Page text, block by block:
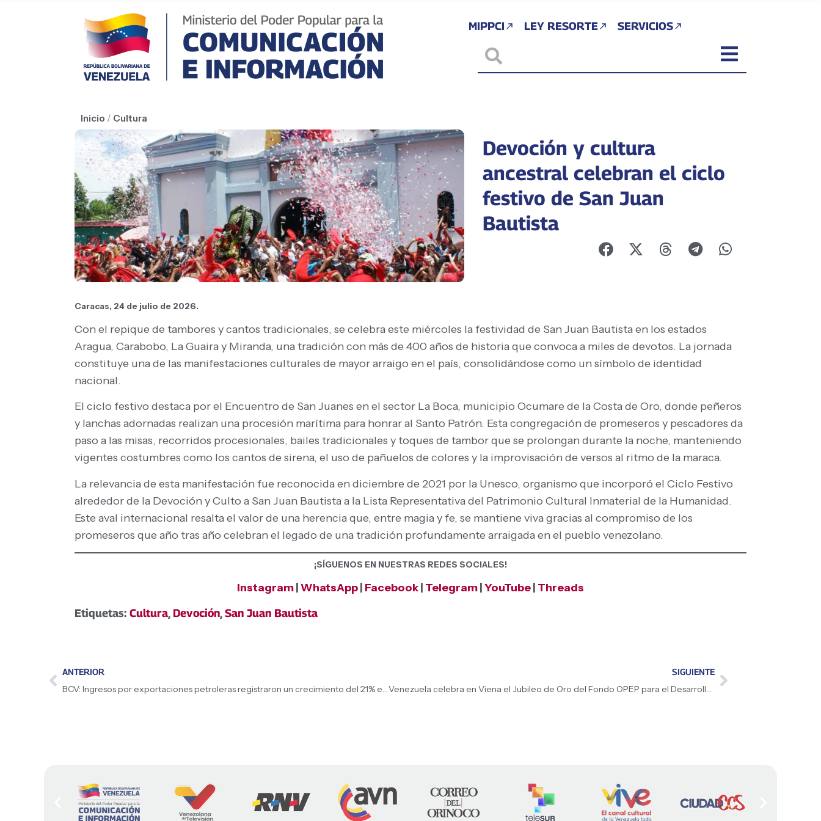
MIPPCI LEY RESORTE SERVICIOS
Inicio / Cultura
Devoción y cultura
ancestral celebran el ciclo
festivo de San Juan
Bautista
Caracas, 24 de julio de 2026.
Con el repique de tambores y cantos tradicionales, se celebra este miércoles la festividad de San Juan Bautista en los estados
Aragua, Carabobo, La Guaira y Miranda, una tradición con más de 400 años de historia que convoca a miles de devotos. La jornada
constituye una de las manifestaciones culturales de mayor arraigo en el país, consolidándose como un símbolo de identidad
nacional.
El ciclo festivo destaca por el Encuentro de San Juanes en el sector La Boca, municipio Ocumare de la Costa de Oro, donde peñeros
y lanchas adornadas realizan una procesión marítima para honrar al Santo Patrón. Esta congregación de promeseros y pescadores da
paso a las misas, recorridos procesionales, bailes tradicionales y toques de tambor que se prolongan durante la noche, manteniendo
vigentes costumbres como los cantos de sirena, el uso de pañuelos de colores y la improvisación de versos al ritmo de la maraca.
La relevancia de esta manifestación fue reconocida en diciembre de 2021 por la Unesco, organismo que incorporó el Ciclo Festivo
alrededor de la Devoción y Culto a San Juan Bautista a la Lista Representativa del Patrimonio Cultural Inmaterial de la Humanidad.
Este aval internacional resalta el valor de una herencia que, entre magia y fe, se mantiene viva gracias al compromiso de los
promeseros que año tras año celebran el legado de una tradición profundamente arraigada en el pueblo venezolano.
¡SÍGUENOS EN NUESTRAS REDES SOCIALES!
Instagram WhatsApp Facebook Telegram YouTube Threads
Etiquetas: Cultura, Devoción,San Juan Bautista
ANTERIOR
BCV: Ingresos por exportaciones petroleras registraron un crecimiento del 21% en el primer trimestre
SIGUIENTE
Venezuela celebra en Viena el Jubileo de Oro del Fondo OPEP para el Desarrollo Internacional